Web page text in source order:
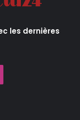
les dernières